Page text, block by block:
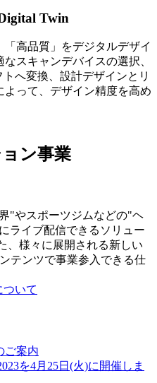
Twin
「高品質」をデジタルデザイ
スキャンデバイスの選択、
へ変換、設計デザインとリ
って、デザイン精度を高め
ン事業
"やスポーツジムなどの"ヘ
ライブ配信できるソリュー
、様々に展開される新しい
テンツで事業参入できる仕
ついて
ご案内
を4月25日(火)に開催しま